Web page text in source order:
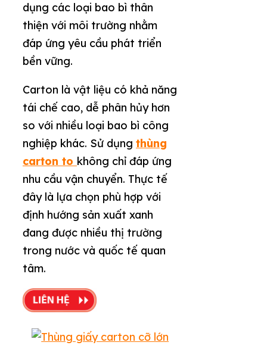
dụng các loại bao bì thân
thiện với môi trường nhằm
đáp ứng yêu cầu phát triển
bền vững.
Carton là vật liệu có khả năng
tái chế cao, dễ phân hủy hơn
so với nhiều loại bao bì công
nghiệp khác. Sử dụng thùng
carton to không chỉ đáp ứng
nhu cầu vận chuyển. Thực tế
đây là lựa chọn phù hợp với
định hướng sản xuất xanh
đang được nhiều thị trường
trong nước và quốc tế quan
tâm.